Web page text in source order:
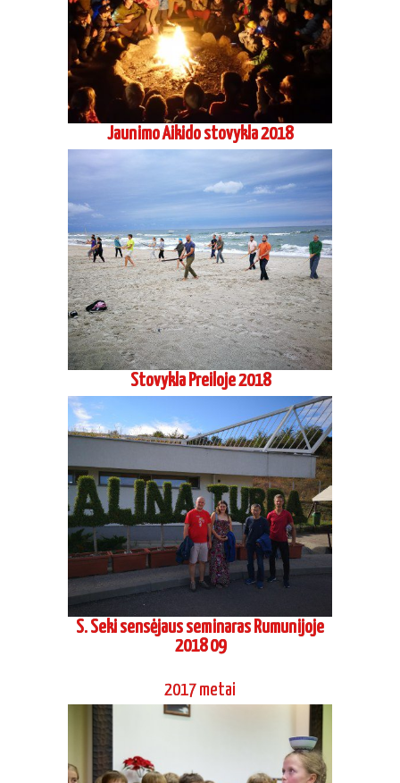
Jaunimo Aikido stovykla 2018
Stovykla Preiloje 2018
S. Seki sensėjaus seminaras Rumunijoje
2018 09
2017 metai